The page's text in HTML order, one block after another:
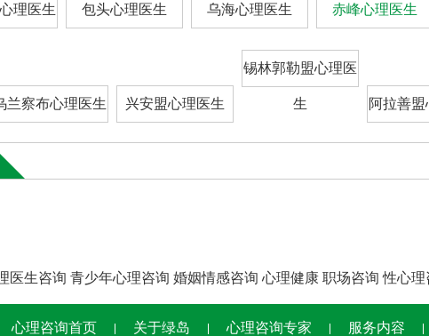
理医生 包头心理医生 乌海心理医生 赤峰心理医生
兰察布心理医生 兴安盟心理医生
锡林郭勒盟心理医
生 阿拉善
医生咨询 青少年心理咨询 婚姻情感咨询 心理健康 职场咨询 性心理
心理咨询首页 关于绿岛 心理咨询专家 服务内容